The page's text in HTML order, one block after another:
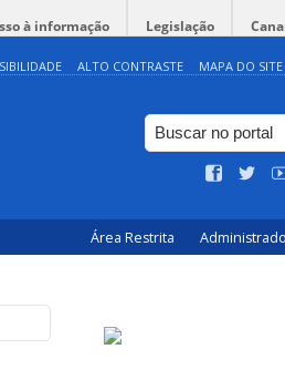
à informação Legislação
ALTO CONTRASTE MAPA DO SITE
Área Restrita